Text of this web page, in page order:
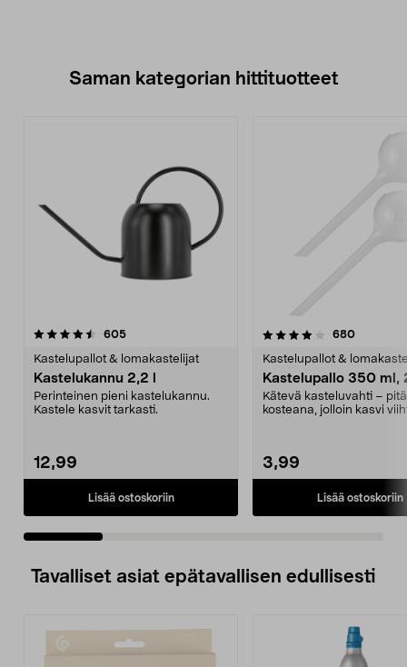
Saman kategorian hittituotteet
605arvostelut
Kastelupallot & lomakastelijat
Kastelukannu 2,2 l
Perinteinen pieni kastelukannu.
Kastele kasvit tarkasti.
12,99
Lisää ostoskoriin
4.0 viidestä
680arvostelut
Kastelupallot &
Kastelupallo 350 ml,
Kätevä kasteluvahti –
kosteana, jolloin kasvi
3,99
Lisää ostoskoriin
4.0 viidestä
Tavalliset asiat epätavallisen edullisesti